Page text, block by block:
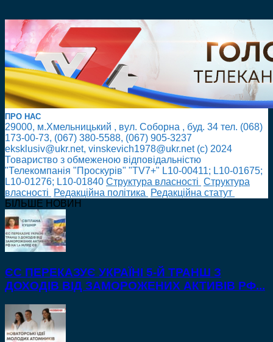
ПРО НАС
29000, м.Хмельницький , вул. Соборна , буд. 34 тел. (068)
173-00-73, (067) 380-5588, (067) 905-3237
eksklusiv@ukr.net, vinskevich1978@ukr.net (с) 2024
Товариство з обмеженою відповідальністю
"Телекомпанія "Проскурів" "TV7+" L10-00411; L10-01675;
L10-01276; L10-01840 Cтруктура власності Cтруктура
власності
Редакційна політика
Редакційна статут
БІЛЬШЕ НОВИН
ЄС ПЕРЕКАЗУЄ УКРАЇНІ 5-Й ТРАНШ З
ДОХОДІВ ВІД ЗАМОРОЖЕНИХ АКТИВІВ РФ...